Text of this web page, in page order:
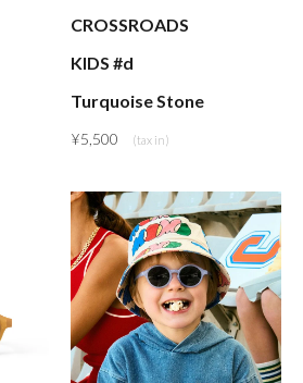
CROSSROADS
KIDS #d
Turquoise Stone
¥5,500